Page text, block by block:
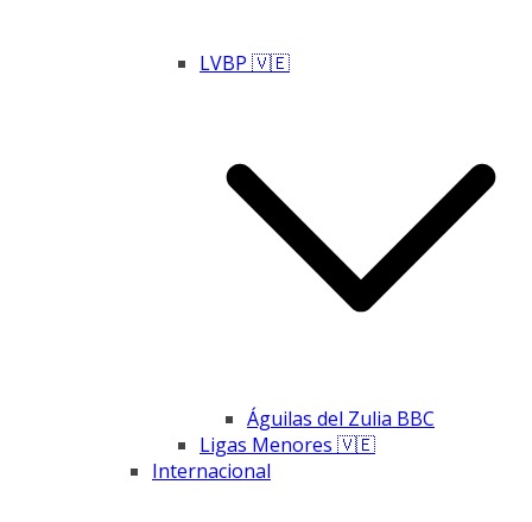
LVBP 🇻🇪
Águilas del Zulia BBC
Ligas Menores 🇻🇪
Internacional